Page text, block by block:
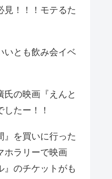
見！！！モテるた
いとも飲み会イベ
氏の映画『えんと
たー！！
』を買いに行った
ホラリーで映画
』のチケットがも